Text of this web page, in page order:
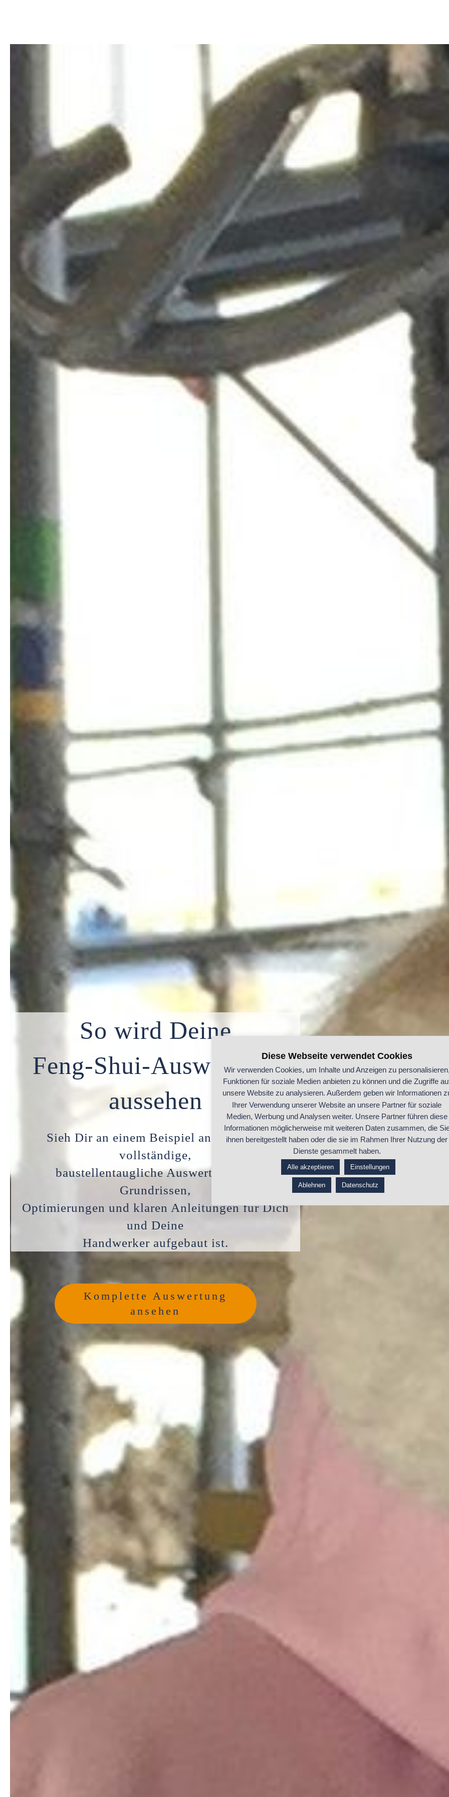
So wird Deine
Feng-Shui-Auswertung
aussehen
Sieh Dir an einem Beispiel an, wie eine
vollständige,
baustellentaugliche Auswertung mit
Grundrissen,
Optimierungen und klaren Anleitungen für Dich
und Deine
Handwerker aufgebaut ist.
Komplette Auswertung
ansehen
Diese Webseite verwendet Cookies
Wir verwenden Cookies, um Inhalte und Anzeigen zu
Funktionen für soziale Medien anbieten zu können und die Zugriffe
unsere Website zu analysieren. Außerdem geben wir Informationen
Ihrer Verwendung unserer Website an unsere Partner für soziale
Medien, Werbung und Analysen weiter. Unsere Partner führen diese
Informationen möglicherweise mit weiteren Daten zusammen, die
ihnen bereitgestellt haben oder die sie im Rahmen Ihrer Nutzung der
Dienste gesammelt haben.
Alle akzeptieren Einstellungen
Ablehnen Datenschutz